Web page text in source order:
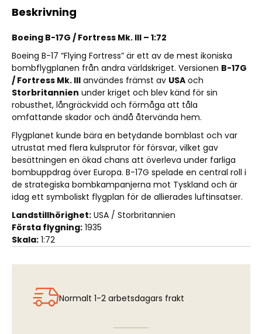
Beskrivning
Boeing B-17G / Fortress Mk. III – 1:72
Boeing B-17 “Flying Fortress” är ett av de mest ikoniska
bombflygplanen från andra världskriget. Versionen B-17G
/ Fortress Mk. III användes främst av USA och
Storbritannien under kriget och blev känd för sin
robusthet, långräckvidd och förmåga att tåla
omfattande skador och ändå återvända hem.
Flygplanet kunde bära en betydande bomblast och var
utrustat med flera kulsprutor för försvar, vilket gav
besättningen en ökad chans att överleva under farliga
bombuppdrag över Europa. B-17G spelade en central roll i
de strategiska bombkampanjerna mot Tyskland och är
idag ett symboliskt flygplan för de allierades luftinsatser.
Landstillhörighet: USA / Storbritannien
Första flygning: 1935
Skala: 1:72
Normalt 1-2 arbetsdagars frakt